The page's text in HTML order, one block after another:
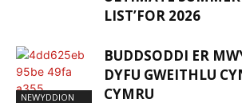
LIST’FOR 2026
NEWYDDION
BUDDSODDI ER
DYFU GWEITHLU
CYMRU